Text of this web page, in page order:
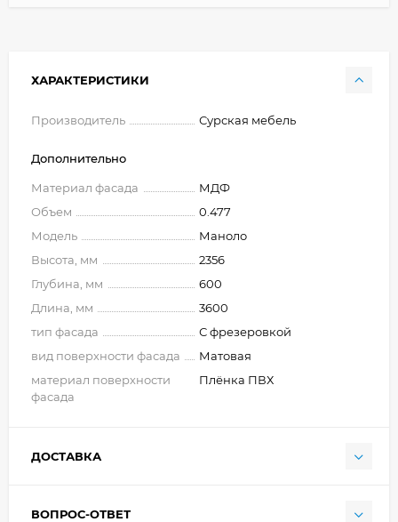
ХАРАКТЕРИСТИКИ
Производитель Сурская мебель
Дополнительно
Материал фасада
МДФ
Объем
0.477
Модель
Маноло
Высота, мм
2356
Глубина, мм
600
Длина, мм
3600
тип фасада
С фрезеровкой
вид поверхности фасада
Матовая
материал поверхности
фасада
Плёнка ПВХ
ДОСТАВКА
ВОПРОС-ОТВЕТ